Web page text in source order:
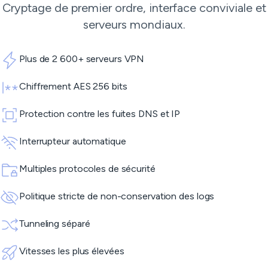
Cryptage de premier ordre, interface conviviale et
serveurs mondiaux.
Plus de 2 600+ serveurs VPN
Chiffrement AES 256 bits
Protection contre les fuites DNS et IP
Interrupteur automatique
Multiples protocoles de sécurité
Politique stricte de non-conservation des logs
Tunneling séparé
Vitesses les plus élevées